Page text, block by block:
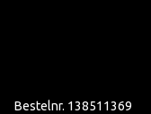
Bestelnr. 138511369